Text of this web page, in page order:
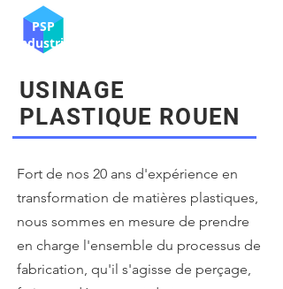
PSP
Industrie
USINAGE
PLASTIQUE ROUEN
Fort de nos 20 ans d'expérience en
transformation de matières plastiques,
nous sommes en mesure de prendre
en charge l'ensemble du processus de
fabrication, qu'il s'agisse de perçage,